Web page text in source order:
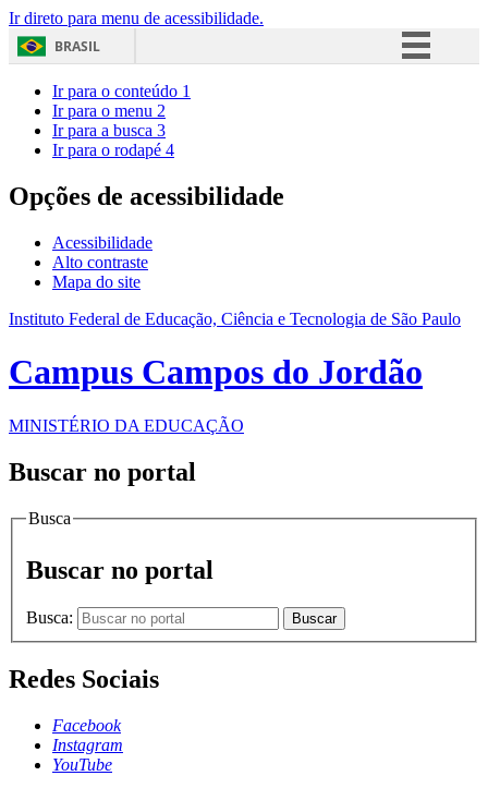
Ir direto para menu de acessibilidade.
BRASIL
Acesso à informação
Ir para o conteúdo 1
Ir para o menu 2
Ir para a busca 3
Ir para o rodapé 4
Opções de acessibilidade
Acessibilidade
Alto contraste
Mapa do site
Instituto Federal de Educação, Ciência e Tecnologia de São Paulo
Campus Campos do Jordão
MINISTÉRIO DA EDUCAÇÃO
Buscar no portal
Busca
Buscar no portal
Busca: Buscar
Redes Sociais
Facebook
Instagram
YouTube